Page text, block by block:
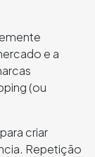
e a
(ou
criar
Repetição